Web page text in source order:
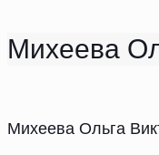
Михеева
Михеева Ольга